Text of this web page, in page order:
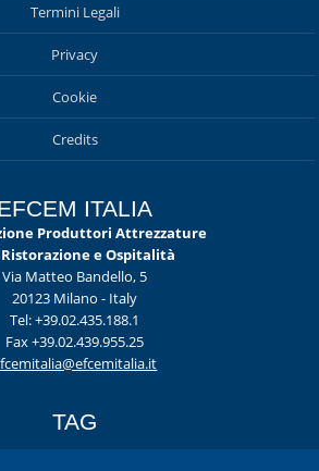
Termini Legali
Privacy
Cookie
Credits
ITALIA
Produttori Attrezzature
e Ospitalità
Via Matteo Bandello, 5
20123 Milano - Italy
Tel: +39.02.435.188.1
Fax +39.02.439.955.25
TAG